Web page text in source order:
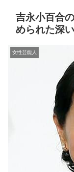
吉永小百合
められた深
女性芸能人